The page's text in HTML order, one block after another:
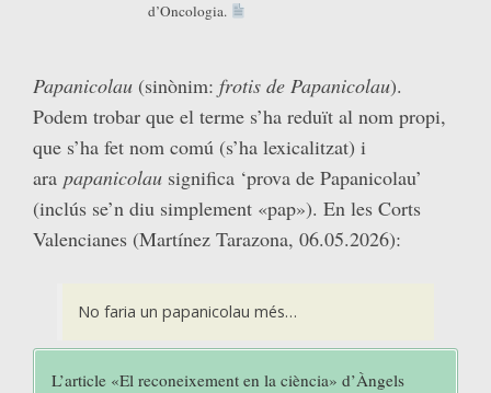
d’Oncologia.
Papanicolau (sinònim: frotis de Papanicolau).
Podem trobar que el terme s’ha reduït al nom propi,
que s’ha fet nom comú (s’ha lexicalitzat) i
ara papanicolau significa ‘prova de Papanicolau’
(inclús se’n diu simplement «pap»). En les Corts
Valencianes (Martínez Tarazona, 06.05.2026):
No faria un papanicolau més…
L’article «El reconeixement en la ciència» d’Àngels